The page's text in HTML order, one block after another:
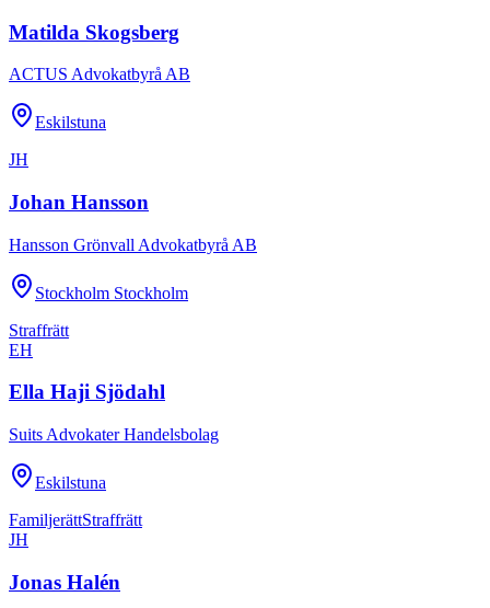
Matilda Skogsberg
ACTUS Advokatbyrå AB
Eskilstuna
JH
Johan Hansson
Hansson Grönvall Advokatbyrå AB
Stockholm Stockholm
Straffrätt
EH
Ella Haji Sjödahl
Suits Advokater Handelsbolag
Eskilstuna
FamiljerättStraffrätt
JH
Jonas Halén